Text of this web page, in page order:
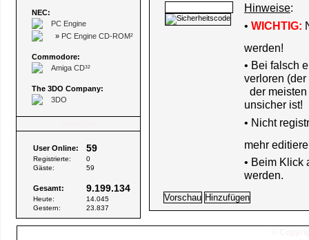
NEC:
PC Engine
» PC Engine CD-ROM²
Commodore:
Amiga CD³²
The 3DO Company:
3DO
User Online: 59
Registrierte:
0
Gäste:
59
Gesamt: 9.199.134
Heute:
14.045
Gestern:
23.837
Hinweise:
• WICHTIG:
werden!
• Bei falsch
verloren
der
unsicher ist!
• Nicht
mehr
• Beim Klick
werden.